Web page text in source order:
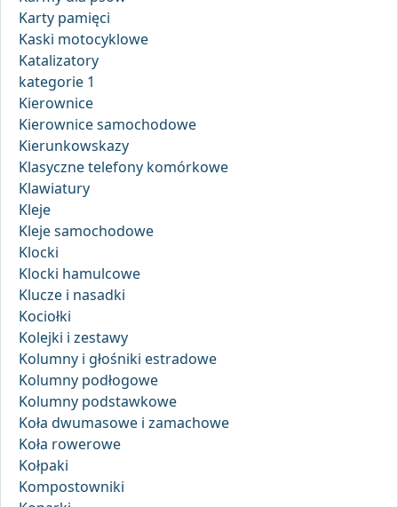
Karty pamięci
Kaski motocyklowe
Katalizatory
kategorie 1
Kierownice
Kierownice samochodowe
Kierunkowskazy
Klasyczne telefony komórkowe
Klawiatury
Kleje
Kleje samochodowe
Klocki
Klocki hamulcowe
Klucze i nasadki
Kociołki
Kolejki i zestawy
Kolumny i głośniki estradowe
Kolumny podłogowe
Kolumny podstawkowe
Koła dwumasowe i zamachowe
Koła rowerowe
Kołpaki
Kompostowniki